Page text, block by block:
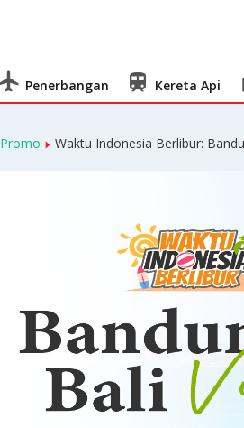
Penerbangan Kereta Api
Promo Waktu Indonesia Berlibur: